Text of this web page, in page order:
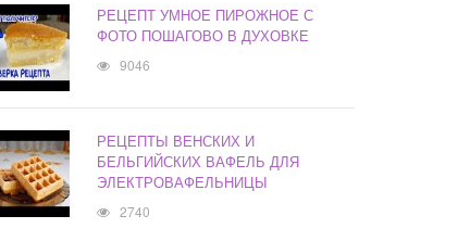
РЕЦЕПТ УМНОЕ ПИРОЖНОЕ С
ФОТО ПОШАГОВО В ДУХОВКЕ
9046
РЕЦЕПТЫ ВЕНСКИХ И
БЕЛЬГИЙСКИХ ВАФЕЛЬ ДЛЯ
ЭЛЕКТРОВАФЕЛЬНИЦЫ
2740